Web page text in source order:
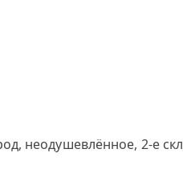
неодушевлённое, 2-е